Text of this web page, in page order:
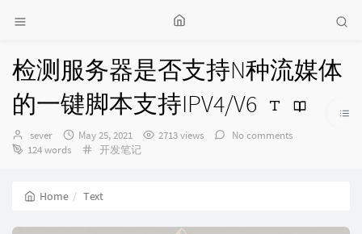
检测服务器是否支持N种流媒体
的一键脚本支持IPV4/V6
Author：
sever
发
布
May 25, 2021 2713 views
No comments
124 words
Categories：
开发笔记
Home Text